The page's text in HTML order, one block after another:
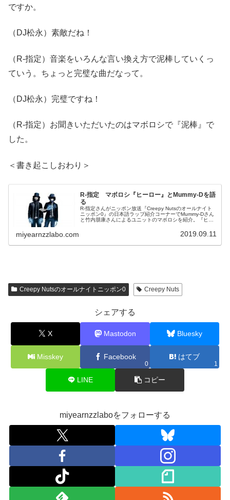
ですか。
（DJ松永）素敵だね！
（R-指定）音楽をいろんな言い換え方で泥棒していくっ
ていう。ちょっと完璧な曲だなって。
（DJ松永）完璧ですね！
（R-指定）お聞きいただいたのはマボロシで『泥棒』で
した。
＜書き起こしおわり＞
R-指定 マボロシ『ヒーロー』とMummy-Dを語
る
R-指定さんがニッポン放送『Creepy Nutsのオールナイト
ニッポン0』の日本語ラップ紹介コーナーでMummy-Dさん
と竹内朋康さんによるユニットのマボロシを紹介。『ヒー
miyearnzzlabo.com 2019.09.11
Creepy Nutsのオールナイトニッポン0 Creepy Nuts
シェアする
X Mastodon Bluesky
Misskey Facebook
0
はてブ
1
LINE コピー
miyearnzzlaboをフォローする